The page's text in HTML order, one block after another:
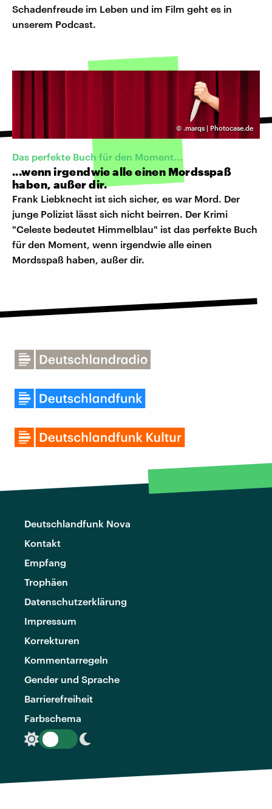
Schadenfreude im Leben und im Film geht es in
unserem Podcast.
© .marqs | Photocase.de
Das perfekte Buch für den Moment...
...wenn irgendwie alle einen Mordsspaß
haben, außer dir.
Frank Liebknecht ist sich sicher, es war Mord. Der
junge Polizist lässt sich nicht beirren. Der Krimi
"Celeste bedeutet Himmelblau" ist das perfekte Buch
für den Moment, wenn irgendwie alle einen
Mordsspaß haben, außer dir.
Deutschlandfunk Nova
Kontakt
Empfang
Trophäen
Datenschutzerklärung
Impressum
Korrekturen
Kommentarregeln
Gender und Sprache
Barrierefreiheit
Farbschema